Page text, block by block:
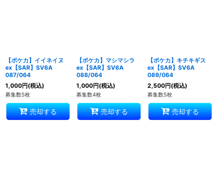
【ポケカ】イイネイヌ
ex【SAR】SV6A
087/064
1,000円(税込)
募集数5枚
売却する
【ポケカ】マシマシラ
ex【SAR】SV6A
088/064
1,000円(税込)
募集数4枚
売却する
【ポケカ】キチキギス
ex【SAR】SV6A
089/064
2,500円(税込)
募集数5枚
売却する